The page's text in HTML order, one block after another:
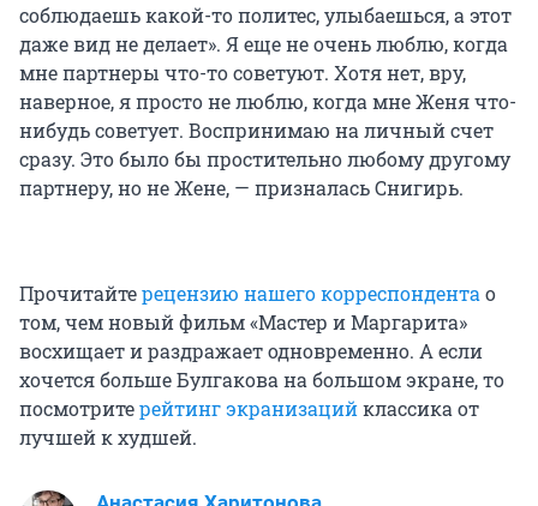
соблюдаешь какой-то политес, улыбаешься, а этот
даже вид не делает». Я еще не очень люблю, когда
мне партнеры что-то советуют. Хотя нет, вру,
наверное, я просто не люблю, когда мне Женя что-
нибудь советует. Воспринимаю на личный счет
сразу. Это было бы простительно любому другому
партнеру, но не Жене, — призналась Снигирь.
Прочитайтерецензию нашего корреспондента о
том, чем новый фильм «Мастер и Маргарита»
восхищает и раздражает одновременно. А если
хочется больше Булгакова на большом экране, то
посмотритерейтинг экранизацийклассика от
лучшей к худшей.